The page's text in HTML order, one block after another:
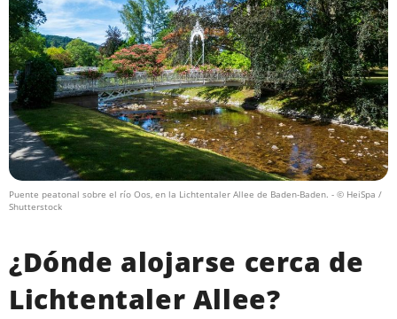
Puente peatonal sobre el río Oos, en la Lichtentaler Allee de Baden-Baden. - © HeiSpa /
Shutterstock
¿Dónde alojarse cerca de
Lichtentaler Allee?